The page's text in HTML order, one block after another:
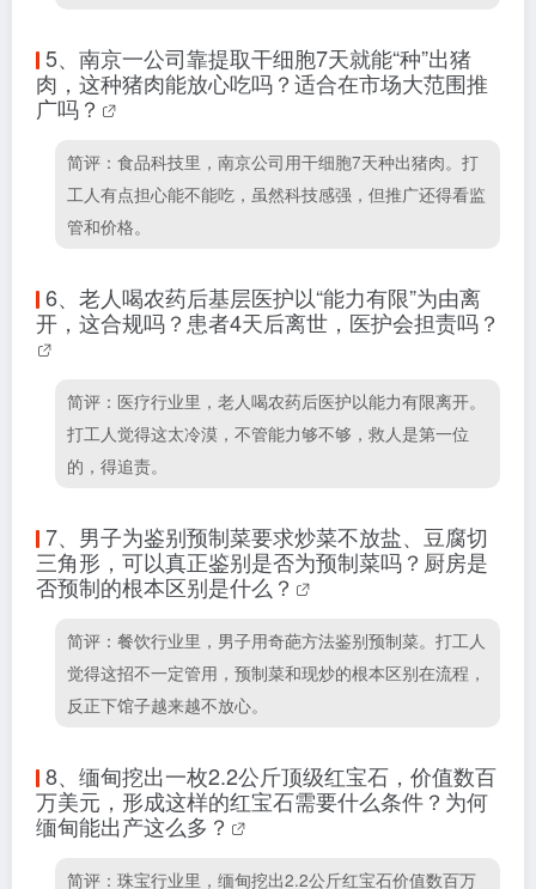
5、 南京一公司靠提取干细胞7天就能“种”出猪
肉，这种猪肉能放心吃吗？适合在市场大范围推
广吗？
简评：食品科技里，南京公司用干细胞7天种出猪肉。打
工人有点担心能不能吃，虽然科技感强，但推广还得看监
管和价格。
6、 老人喝农药后基层医护以“能力有限”为由离
开，这合规吗？患者4天后离世，医护会担责吗？
简评：医疗行业里，老人喝农药后医护以能力有限离开。
打工人觉得这太冷漠，不管能力够不够，救人是第一位
的，得追责。
7、 男子为鉴别预制菜要求炒菜不放盐、豆腐切
三角形，可以真正鉴别是否为预制菜吗？厨房是
否预制的根本区别是什么？
简评：餐饮行业里，男子用奇葩方法鉴别预制菜。打工人
觉得这招不一定管用，预制菜和现炒的根本区别在流程，
反正下馆子越来越不放心。
8、 缅甸挖出一枚2.2公斤顶级红宝石，价值数百
万美元，形成这样的红宝石需要什么条件？为何
缅甸能出产这么多？
简评：珠宝行业里，缅甸挖出2.2公斤红宝石价值数百万